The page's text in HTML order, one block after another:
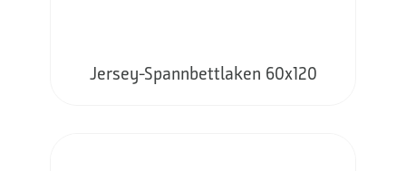
Jersey-Spannbettlaken 60x120